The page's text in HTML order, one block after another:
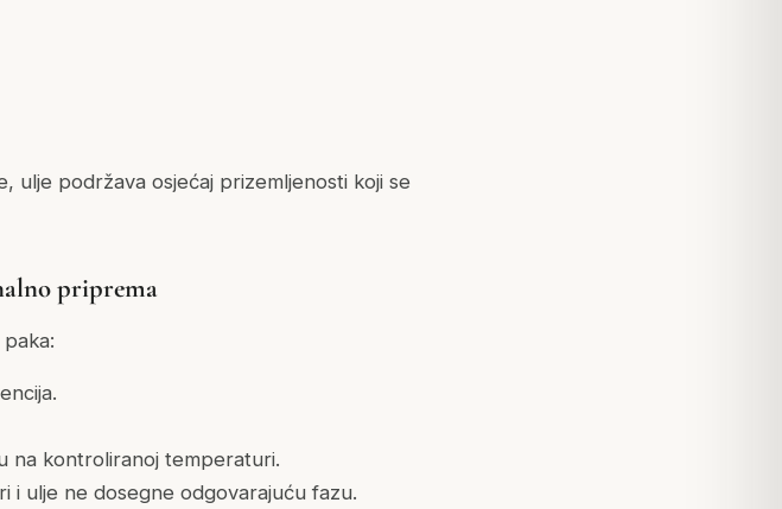
ulje podržava osjećaj prizemljenosti koji se
priprema
paka:
na kontroliranoj temperaturi.
i ulje ne dosegne odgovarajuću fazu.